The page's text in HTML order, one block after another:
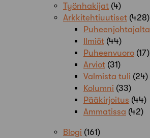
Työnhakijat (4)
Arkkitehtiuutiset (428)
Puheenjohtajalta
Ilmiöt (44)
Puheenvuoro (17)
Arviot (31)
Valmista tuli (24)
Kolumni (33)
Pääkirjoitus (44)
Ammatissa (42)
Blogi (161)